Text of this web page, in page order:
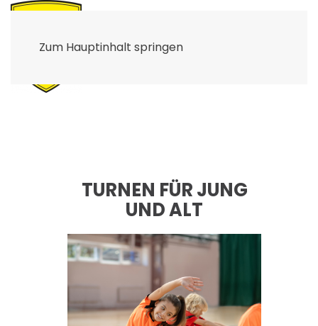
Zum Hauptinhalt springen
LATIN FITNESS